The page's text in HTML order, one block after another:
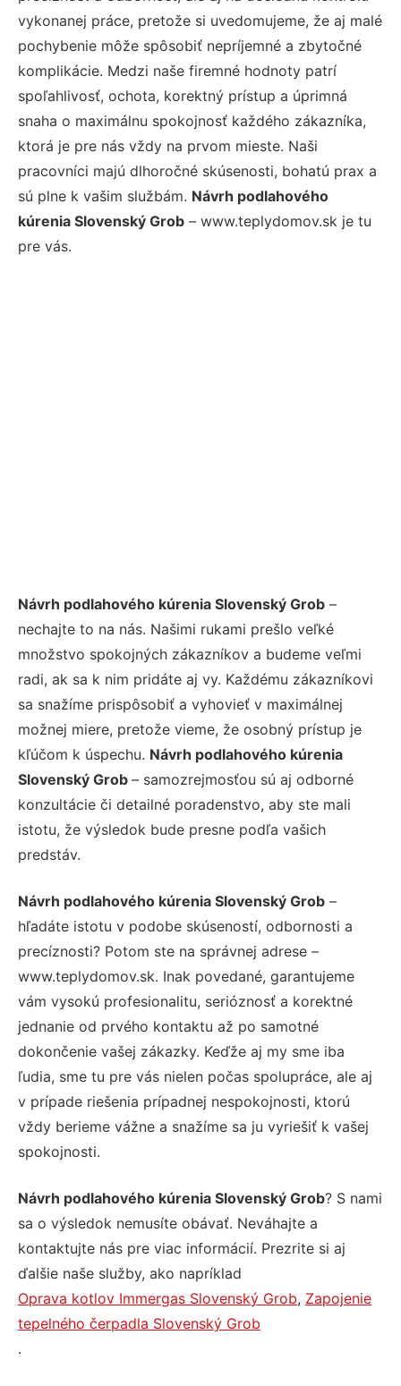
vykonanej práce, pretože si uvedomujeme, že aj malé
pochybenie môže spôsobiť nepríjemné a zbytočné
komplikácie. Medzi naše firemné hodnoty patrí
spoľahlivosť, ochota, korektný prístup a úprimná
snaha o maximálnu spokojnosť každého zákazníka,
ktorá je pre nás vždy na prvom mieste. Naši
pracovníci majú dlhoročné skúsenosti, bohatú prax a
sú plne k vašim službám. Návrh podlahového
kúrenia Slovenský Grob – www.teplydomov.sk je tu
pre vás.
Návrh podlahového kúrenia Slovenský Grob –
nechajte to na nás. Našimi rukami prešlo veľké
množstvo spokojných zákazníkov a budeme veľmi
radi, ak sa k nim pridáte aj vy. Každému zákazníkovi
sa snažíme prispôsobiť a vyhovieť v maximálnej
možnej miere, pretože vieme, že osobný prístup je
kľúčom k úspechu. Návrh podlahového kúrenia
Slovenský Grob – samozrejmosťou sú aj odborné
konzultácie či detailné poradenstvo, aby ste mali
istotu, že výsledok bude presne podľa vašich
predstáv.
Návrh podlahového kúrenia Slovenský Grob –
hľadáte istotu v podobe skúseností, odbornosti a
precíznosti? Potom ste na správnej adrese –
www.teplydomov.sk. Inak povedané, garantujeme
vám vysokú profesionalitu, serióznosť a korektné
jednanie od prvého kontaktu až po samotné
dokončenie vašej zákazky. Keďže aj my sme iba
ľudia, sme tu pre vás nielen počas spolupráce, ale aj
v prípade riešenia prípadnej nespokojnosti, ktorú
vždy berieme vážne a snažíme sa ju vyriešiť k vašej
spokojnosti.
Návrh podlahového kúrenia Slovenský Grob? S nami
sa o výsledok nemusíte obávať. Neváhajte a
kontaktujte nás pre viac informácií. Prezrite si aj
ďalšie naše služby, ako napríklad
Oprava kotlov Immergas Slovenský Grob, Zapojenie
tepelného čerpadla Slovenský Grob
.